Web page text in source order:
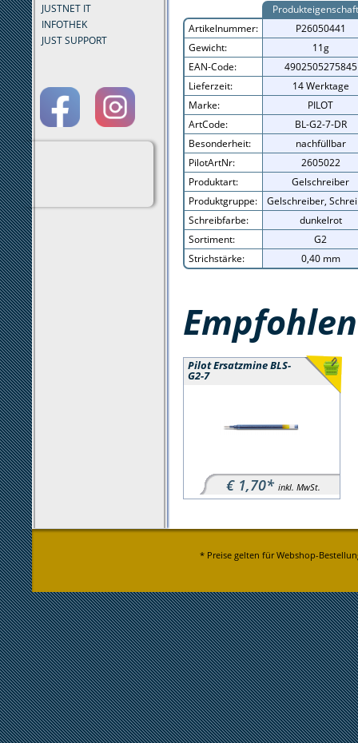
JUSTNET IT
INFOTHEK
JUST SUPPORT
Artikelnummer:
P26050441
Gewicht:
11g
EAN-Code:
4902505275845
Lieferzeit:
14 Werktage
Marke:
PILOT
ArtCode:
BL-G2-7-DR
Besonderheit:
nachfüllbar
PilotArtNr:
2605022
Produktart:
Gelschreiber
Produktgruppe:
Gelschreiber,
Schreibfarbe:
dunkelrot
Sortiment:
G2
Strichstärke:
0,40 mm
Pilot Ersatzmine BLS-
G2-7
€ 1,70* inkl. MwSt.
* Preise gelten für Webshop-